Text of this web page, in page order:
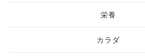
栄養
カラダ